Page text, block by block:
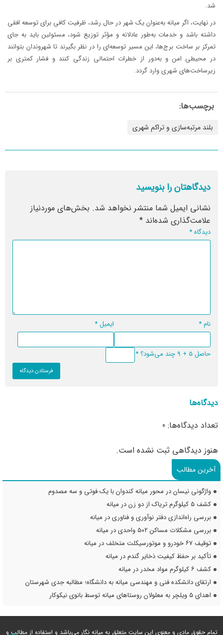
شد.
در نهایت، اگر میانه به‌عنوان یک شهر در حال رشد، ظرفیت کافی برای توسعه افقی
داشته باشد و خدمات به‌طور عادلانه و مؤثر توزیع شود، مسئولین باید به جای
تمرکز بر ساخت برج‌ها، این مسیر توسعه‌ای را در نظر بگیرند تا شهروندان بتوانند
در محیطی امن و به‌دور از خطرات احتمالی زندگی کنند و فشار کمتری بر
زیرساخت‌های شهری وارد گردد.
برچسب‌ها:
بلند مرتبه‌سازی و تراکم شهری
دیدگاهتان را بنویسید
نشانی ایمیل شما منتشر نخواهد شد. بخش‌های موردنیاز
علامت‌گذاری شده‌اند *
دیدگاه*
نام* ایمیل*
حاصل 5 + 9 چند می‌شود؟ *
دیدگاه‌ها
تعداد دیدگاه‌ها: 0
هنوز دیدگاهی ثبت نشده است.
آخرین مطالب
واژگونی نیسان در محور میانه کندوان با یک فوتی و سه مصدوم
کشف ۵ کیلوگرم تریاک از دو زن در میانه
بررسی راه‌اندازی دفتر نوآوری و فناوری در میانه
بررسی مشکلات مساکن ۵۰۲ واحدی در میانه
توقیف ۶۷ خودرو و موتورسیکلت متخلف در میانه
تأکید بر حفظ کیفیت ذخایر گندم در میانه
کشف ۶ کیلوگرم مواد مخدر در میانه
ارتقای دانشکده فنی و مهندسی میانه به دانشگاه؛ مطالبه جدی شهرستان
اهدای ۵ ویلچر به معلولان روستاهای میانه توسط بانوی نیکوکار
تمام حقوق مادی و معنوی این سایت متعلق به میانه نگار می‌باشد و استفاده از مطالب و